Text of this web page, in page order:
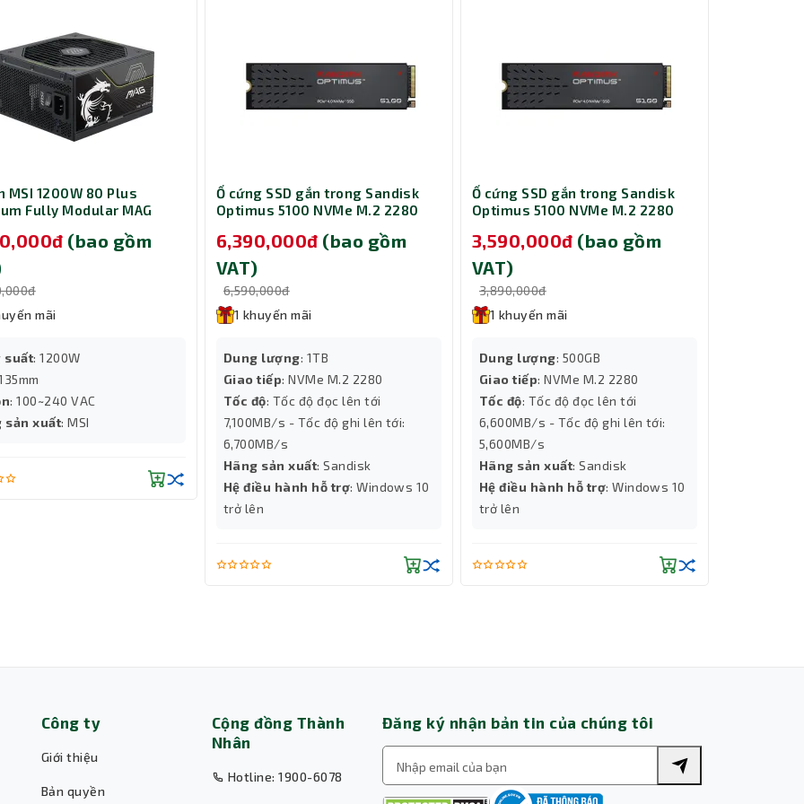
áp
180V đến 265V, Huntkey CP5000 thích hợp sử dụng ở các khu vực có
chắn, linh kiện bên trong được lắp ráp cẩn thận theo tiêu chuẩn của
trường linh kiện.
người dùng an tâm sử dụng trong thời gian dài mà không phải lo về
bộ PC phổ thông, văn phòng hoặc game nhẹ – nơi yêu cầu một bộ
tìm kiếm bộ nguồn máy tính cân đối giữa hiệu năng và chi phí, CP5000
MSI 1200W 80 Plus
Fully Modular MAG
(bao gồm
mãi
suất: 1200W
: 100~240 VAC
sản xuất: MSI
Ổ cứng SSD gắn trong Sandisk
Optimus 5100 NVMe M.2 2280
6,390,000đ (bao gồm
VAT)
6,590,000đ
1 khuyến mãi
Dung lượng: 1TB
Giao tiếp: NVMe M.2 2280
Tốc độ: Tốc độ đọc lên tới
7,100MB/s - Tốc độ ghi lên tới:
6,700MB/s
Hãng sản xuất: Sandisk
Hệ điều hành hỗ trợ: Windows 10
trở lên
Ổ cứng SSD gắn trong Sandisk
Optimus 5100 NVMe M.2 2280
3,590,000đ (bao gồm
VAT)
3,890,000đ
1 khuyến mãi
Dung lượng: 500GB
Giao tiếp: NVMe M.2 2280
Tốc độ: Tốc độ đọc lên tới
6,600MB/s - Tốc độ ghi lên tới:
5,600MB/s
Hãng sản xuất: Sandisk
Hệ điều hành hỗ trợ: Windows 10
trở lên
Công ty
Giới thiệu
Bản quyền
Cộng đồng Thành
Nhân
Hotline: 1900-6078
Đăng ký nhận bản tin của chúng tôi
Thành Nhân TNC